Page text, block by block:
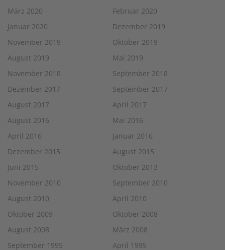
März 2020
Februar 2020
Januar 2020
Dezember 2019
November 2019
Oktober 2019
August 2019
Mai 2019
November 2018
September 2018
Dezember 2017
September 2017
August 2017
April 2017
August 2016
Mai 2016
April 2016
Januar 2016
Dezember 2015
August 2015
Juni 2015
Oktober 2013
November 2010
September 2010
August 2010
April 2010
Oktober 2009
Oktober 2008
August 2008
März 2008
September 1995
April 1995